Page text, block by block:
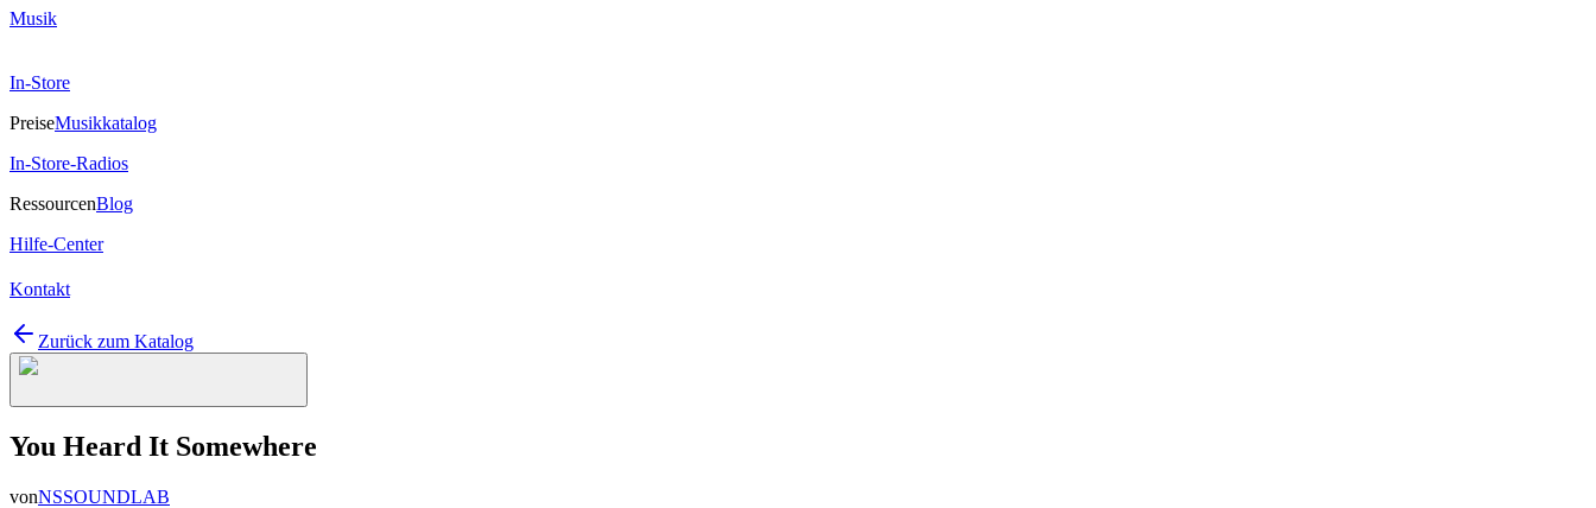
Musik
In-Store
PreiseMusikkatalog
In-Store-Radios
RessourcenBlog
Hilfe-Center
Kontakt
Zurück zum Katalog
You Heard It Somewhere
vonNSSOUNDLAB